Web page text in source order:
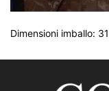
Dimensioni imballo: